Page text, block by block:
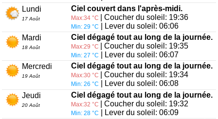
Lundi
17 Août
Ciel couvert dans l'après-midi.
Max:34 °C | Coucher du soleil: 19:36
Min: 29 °C
| Lever du soleil: 06:06
Mardi
18 Août
Ciel dégagé tout au long de la journée.
Max:29 °C | Coucher du soleil: 19:35
Min: 27 °C
| Lever du soleil: 06:07
Mercredi
19 Août
Ciel dégagé tout au long de la journée.
Max:30 °C | Coucher du soleil: 19:34
Min: 26 °C
| Lever du soleil: 06:08
Jeudi
20 Août
Ciel dégagé tout au long de la journée.
Max:32 °C | Coucher du soleil: 19:32
Min: 28 °C
| Lever du soleil: 06:09